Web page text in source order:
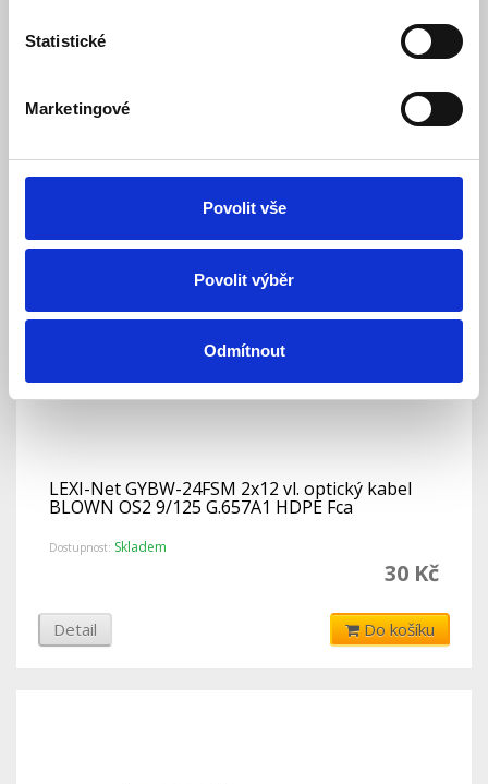
Statistické
Marketingové
Povolit vše
Povolit výběr
Odmítnout
LEXI-Net GYBW-12FSM 1x12 vl. optický kabel
Dostupnost:Skladem
21 Kč
Detail Do košíku
LEXI-Net GYBW-24FSM 2x12 vl. optický kabel
BLOWN OS2 9/125 G.657A1 HDPE Fca
Dostupnost: Skladem
30 Kč
Detail Do košíku